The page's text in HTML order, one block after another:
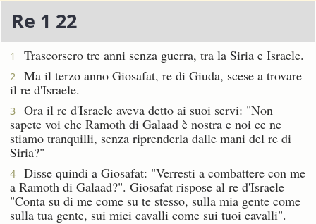
Re 1 22
1 Trascorsero tre anni senza guerra, tra la Siria e Israele.
2
Ma il terzo anno Giosafat, re di Giuda, scese a trovare
il re d'Israele.
3
Ora il re d'Israele aveva detto ai suoi servi: "Non
sapete voi che Ramoth di Galaad è nostra e noi ce ne
stiamo tranquilli, senza riprenderla dalle mani del re di
Siria?"
4
Disse quindi a Giosafat: "Verresti a combattere con me
a Ramoth di Galaad?". Giosafat rispose al re d'Israele
"Conta su di me come su te stesso, sulla mia gente come
sulla tua gente, sui miei cavalli come sui tuoi cavalli".